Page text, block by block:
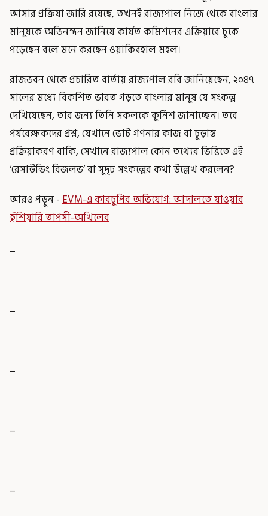
আসার প্রক্রিয়া জারি রয়েছে, তখনই রাজ্যপাল নিজে থেকে বাংলার
মানুষকে অভিনন্দন জানিয়ে কার্যত কমিশনের এক্তিয়ারে ঢুকে
পড়েছেন বলে মনে করছেন ওয়াকিবহাল মহল।
রাজভবন থেকে প্রচারিত বার্তায় রাজ্যপাল রবি জানিয়েছেন, ২০৪৭
সালের মধ্যে বিকশিত ভারত গড়তে বাংলার মানুষ যে সংকল্প
দেখিয়েছেন, তার জন্য তিনি সকলকে কুর্নিশ জানাচ্ছেন। তবে
পর্যবেক্ষকদের প্রশ্ন, যেখানে ভোট গণনার কাজ বা চূড়ান্ত
প্রক্রিয়াকরণ বাকি, সেখানে রাজ্যপাল কোন তথ্যের ভিত্তিতে এই
‘রেসাউন্ডিং রিজলভ’ বা সুদৃঢ় সংকল্পের কথা উল্লেখ করলেন?
আরও পড়ুন -EVM-এ কারচুপির অভিযোগ: আদালতে যাওয়ার
হুঁশিয়ারি তাপসী-অখিলের
_
_
_
_
_